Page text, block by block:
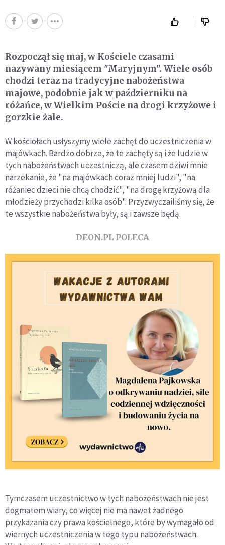
Rozpoczął się maj, w Kościele czasami
nazywany miesiącem "Maryjnym". Wiele osób
chodzi teraz na tradycyjne nabożeństwa
majowe, podobnie jak w październiku na
różańce, w Wielkim Poście na drogi krzyżowe i
gorzkie żale.
W kościołach usłyszymy wiele zachęt do uczestniczenia w
majówkach. Bardzo dobrze, że te zachęty są i że ludzie w
tych nabożeństwach uczestniczą, ale czasem dziwi mnie
narzekanie, że "na majówkach coraz mniej ludzi", "na
różaniec dzieci nie chcą chodzić", "na drogę krzyżową dla
młodzieży przychodzi kilka osób". Przyzwyczailiśmy się, że
te wszystkie nabożeństwa były, są i zawsze będą.
DEON.PL POLECA
Tymczasem uczestnictwo w tych nabożeństwach nie jest
dogmatem wiary, co więcej nie ma nawet żadnego
przykazania czy prawa kościelnego, które by wymagało od
wiernych uczestniczenia w tego typu nabożeństwach.